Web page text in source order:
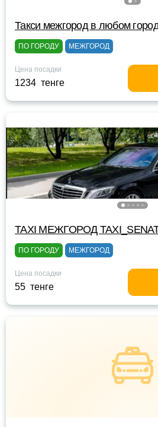
Такси межгород в любом
ПО ГОРОДУ МЕЖГОРОД
Цена посадки
1234 тенге
TAXI МЕЖГОРОД
ПО ГОРОДУ МЕЖГОРОД
Цена посадки
55 тенге